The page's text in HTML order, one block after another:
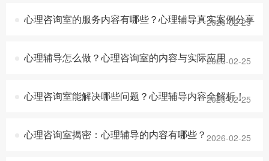
心理咨询室的服务内容有哪些？心理辅导真实案例分享
2026-02-25
心理辅导怎么做？心理咨询室的内容与实际应用2026-02-25
心理咨询室能解决哪些问题？心理辅导内容全解析！
2026-02-25
心理咨询室揭密：心理辅导的内容有哪些？ 2026-02-25